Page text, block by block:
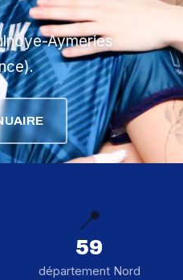
Aymeries
📍
59
département Nord